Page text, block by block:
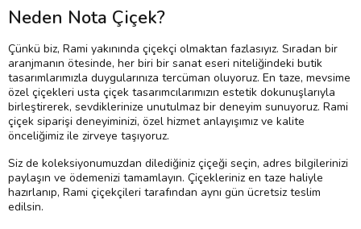
Neden Nota Çiçek?
Çünkü biz, Rami yakınında çiçekçi olmaktan fazlasıyız. Sıradan bir
aranjmanın ötesinde, her biri bir sanat eseri niteliğindeki butik
tasarımlarımızla duygularınıza tercüman oluyoruz. En taze, mevsime
özel çiçekleri usta çiçek tasarımcılarımızın estetik dokunuşlarıyla
birleştirerek, sevdiklerinize unutulmaz bir deneyim sunuyoruz. Rami
çiçek siparişi deneyiminizi, özel hizmet anlayışımız ve kalite
önceliğimiz ile zirveye taşıyoruz.
Siz de koleksiyonumuzdan dilediğiniz çiçeği seçin, adres bilgilerinizi
paylaşın ve ödemenizi tamamlayın. Çiçekleriniz en taze haliyle
hazırlanıp, Rami çiçekçileri tarafından aynı gün ücretsiz teslim
edilsin.